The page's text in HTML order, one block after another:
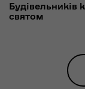
Будівельників
святом